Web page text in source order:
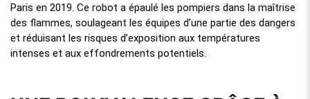
Paris en 2019. Ce robot a épaulé les pompiers dans la maîtrise
des flammes, soulageant les équipes d’une partie des dangers
et réduisant les risques d’exposition aux températures
intenses et aux effondrements potentiels.